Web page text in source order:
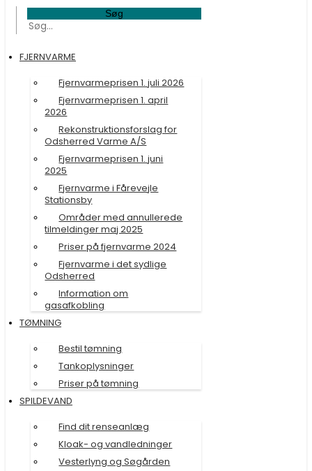
Søg
FJERNVARME
Fjernvarmeprisen 1. juli 2026
Fjernvarmeprisen 1. april
2026
Rekonstruktionsforslag for
Odsherred Varme A/S
Fjernvarmeprisen 1. juni
2025
Fjernvarme i Fårevejle
Stationsby
Områder med annullerede
tilmeldinger maj 2025
Priser på fjernvarme 2024
Fjernvarme i det sydlige
Odsherred
Information om
gasafkobling
TØMNING
Bestil tømning
Tankoplysninger
Priser på tømning
SPILDEVAND
Find dit renseanlæg
Kloak- og vandledninger
Vesterlyng og Søgården